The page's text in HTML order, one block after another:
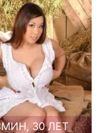
30 ЛЕТ